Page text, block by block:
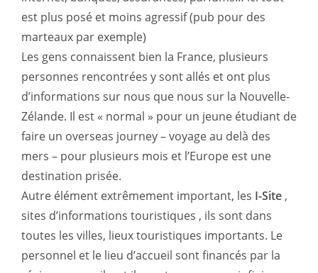
est plus posé et moins agressif (pub pour des
marteaux par exemple)
Les gens connaissent bien la France, plusieurs
personnes rencontrées y sont allés et ont plus
d’informations sur nous que nous sur la Nouvelle-
Zélande. Il est « normal » pour un jeune étudiant de
faire un overseas journey – voyage au delà des
mers – pour plusieurs mois et l’Europe est une
destination prisée.
Autre élément extrêmement important, les I-Site ,
sites d’informations touristiques , ils sont dans
toutes les villes, lieux touristiques importants. Le
personnel et le lieu d’accueil sont financés par la